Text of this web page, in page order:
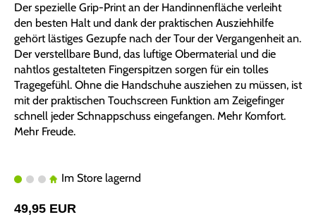
Der spezielle Grip-Print an der Handinnenfläche verleiht
den besten Halt und dank der praktischen Ausziehhilfe
gehört lästiges Gezupfe nach der Tour der Vergangenheit an.
Der verstellbare Bund, das luftige Obermaterial und die
nahtlos gestalteten Fingerspitzen sorgen für ein tolles
Tragegefühl. Ohne die Handschuhe ausziehen zu müssen, ist
mit der praktischen Touchscreen Funktion am Zeigefinger
schnell jeder Schnappschuss eingefangen. Mehr Komfort.
Mehr Freude.
Im Store lagernd
49,95 EUR